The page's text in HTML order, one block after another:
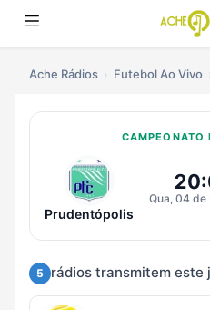
Ache Rádios Futebol Ao Vivo
CAMPEONATO
Ouvir
Prudentópolis
Qua, 04 de
5 rádios transmitem este